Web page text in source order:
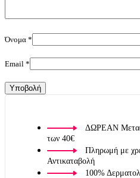
Όνομα *
Email *
ΔΩΡΕΑΝ
των 40€
Πληρωμή με
Αντικαταβολή
100%